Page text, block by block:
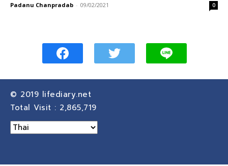
Padanu Chanpradab - 09/02/2021 0
© 2019 lifediary.net
Total Visit : 2,865,719